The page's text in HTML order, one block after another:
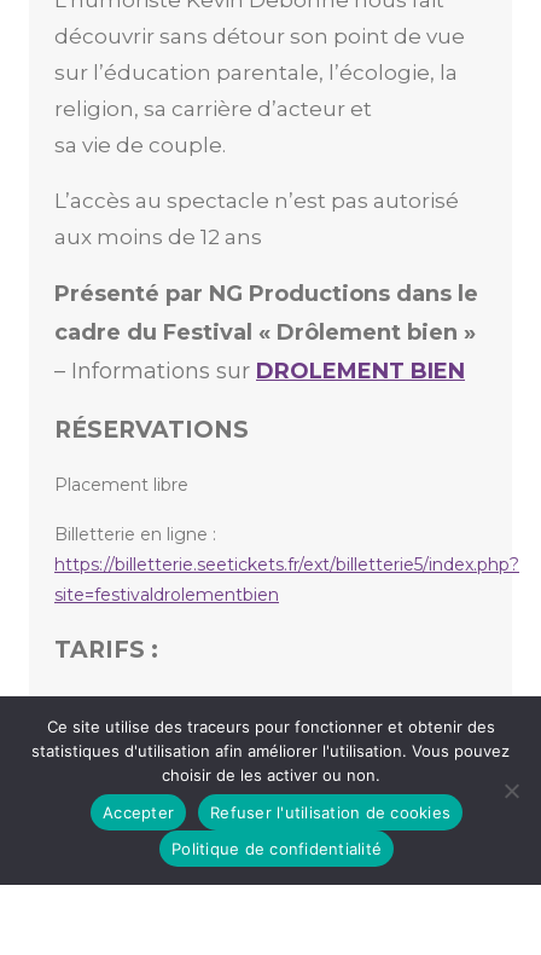
découvrir sans détour son point de vue
sur l’éducation parentale, l’écologie, la
religion, sa carrière d’acteur et
sa vie de couple.
L’accès au spectacle n’est pas autorisé
aux moins de 12 ans
Présenté par NG Productions dans le
cadre du Festival « Drôlement bien »
– Informations sur DROLEMENT BIEN
RÉSERVATIONS
Placement libre
Billetterie en ligne :
https://billetterie.seetickets.fr/ext/billetterie5/index.php?
site=festivaldrolementbien
TARIFS :
FESTIVAL DRÔLEMENT BIEN 2025 – PAUL DE SAINT-
SERNIN
ÇA JAZZ EN JANVIER #2
Ce site utilise des traceurs pour fonctionner et obtenir des
statistiques d'utilisation afin améliorer l'utilisation. Vous pouvez
choisir de les activer ou non.
Accepter
Refuser l'utilisation de cookies
Politique de confidentialité